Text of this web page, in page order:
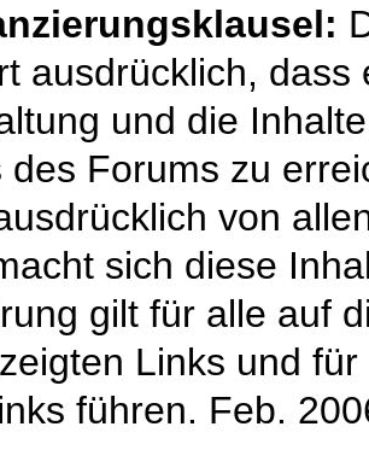
ausdrücklich,
und die
des Forums zu
von
sich diese
gilt für alle auf
Links und
führen. Feb.